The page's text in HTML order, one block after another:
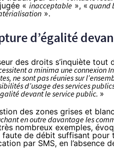
« inacceptable », « quand
».
d’égalité
des droits s’inquiète tout
a minima une connexion
ne sont pas réunies sur
d’usage des services
devant le service public. »
des zones grises et
en outre davantage les
nombreux exemples,
faute de débit suffisant
par SMS, en l’absence